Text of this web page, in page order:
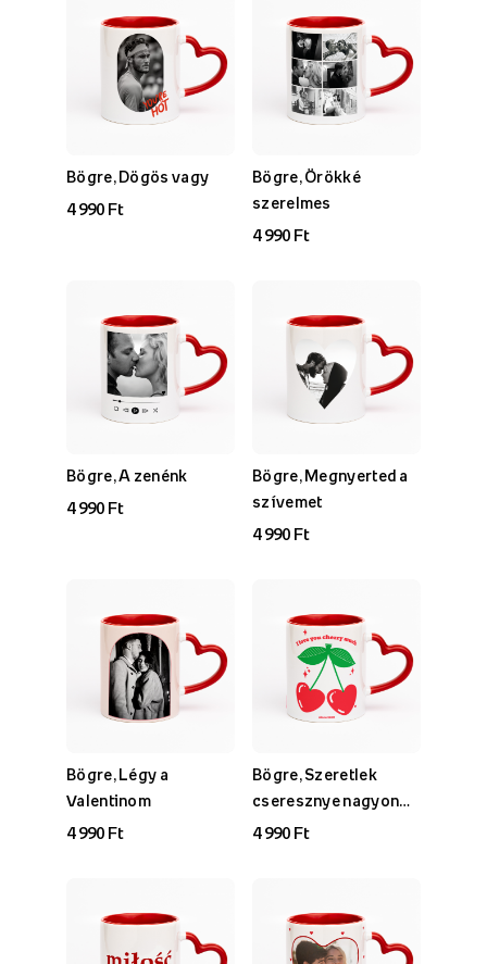
Bögre, Dögös vagy
4 990 Ft
Bögre, Örökké
szerelmes
4 990 Ft
Bögre, A zenénk
4 990 Ft
Bögre, Megnyerted a
szívemet
4 990 Ft
Bögre, Légy a
Valentinom
4 990 Ft
Bögre, Szeretlek
cseresznye nagyon
gyűjtemény
4 990 Ft